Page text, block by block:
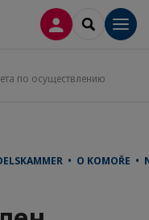
ВХОДSEARCH
по осуществлению
• O